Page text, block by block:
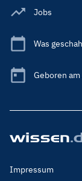
Jobs
Was
Geboren am
Footer
Impressum